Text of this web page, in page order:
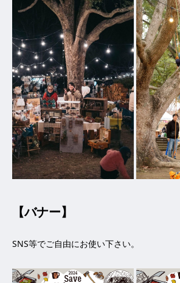
【バナー】
SNS等でご自由にお使い下さい。